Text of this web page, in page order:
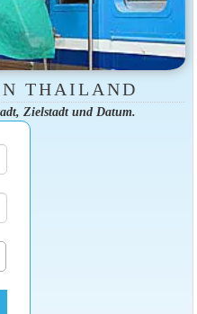
THAILAND
Zielstadt und Datum.